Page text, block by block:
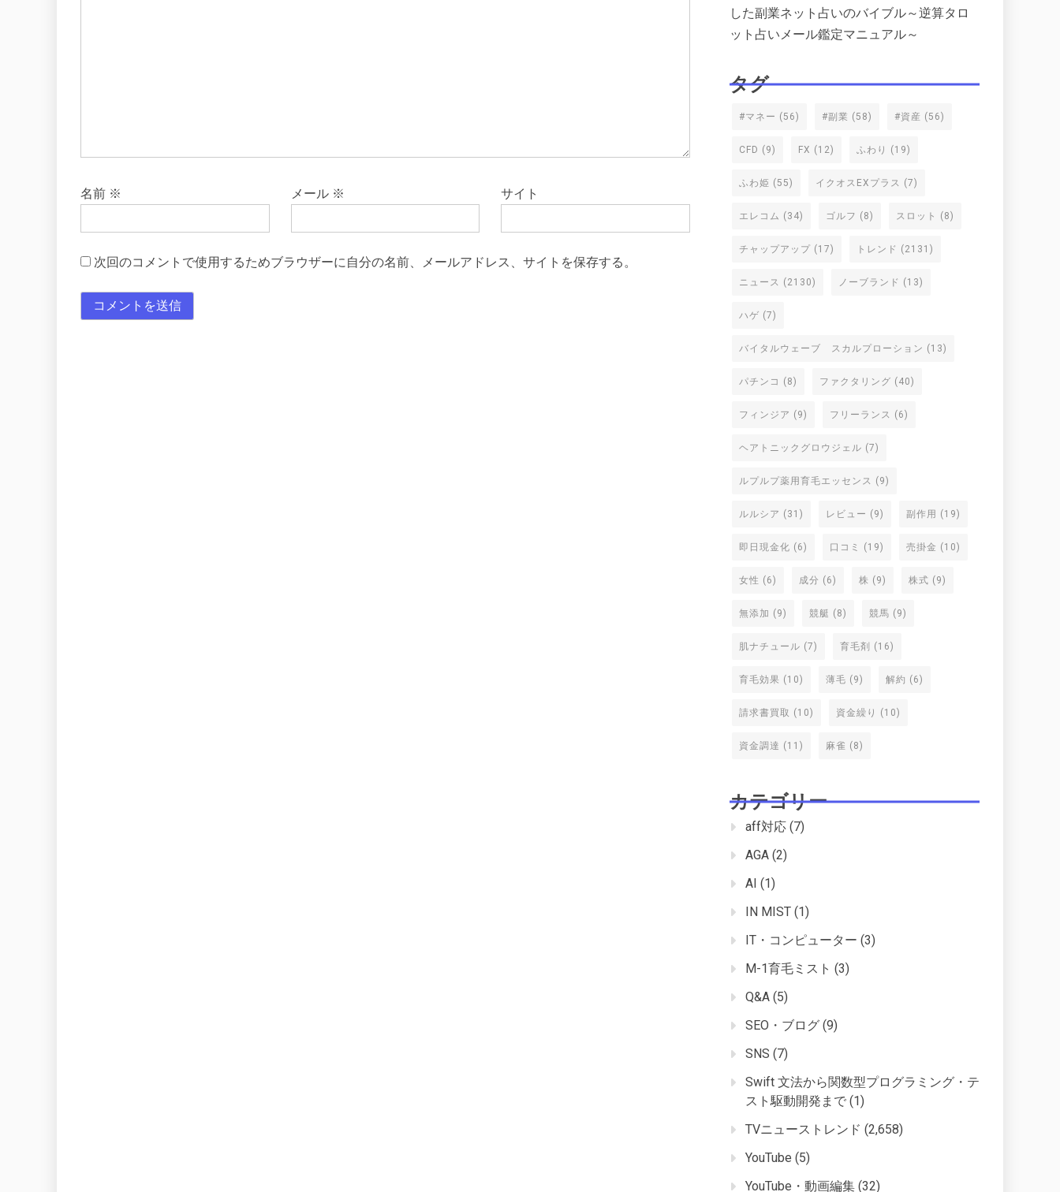
名前 ※ メール ※ サイト
次回のコメントで使用するためブラウザーに自分の名前、メールアドレス、サイトを保存する。
した副業ネット占いのバイブル～逆算タロ
ット占いメール鑑定マニュアル～
タグ
#マネー (56) #副業 (58) #資産 (56)
CFD (9) FX (12) ふわり (19)
ふわ姫 (55) イクオスEXプラス (7)
エレコム (34) ゴルフ (8) スロット (8)
チャップアップ (17) トレンド (2131)
ニュース (2130) ノーブランド (13)
ハゲ (7)
バイタルウェーブ スカルプローション (13)
パチンコ (8) ファクタリング (40)
フィンジア (9) フリーランス (6)
ヘアトニックグロウジェル (7)
ルプルプ薬用育毛エッセンス (9)
ルルシア (31) レビュー (9) 副作用 (19)
即日現金化 (6) 口コミ (19) 売掛金 (10)
女性 (6) 成分 (6) 株 (9) 株式 (9)
無添加 (9) 競艇 (8) 競馬 (9)
肌ナチュール (7) 育毛剤 (16)
育毛効果 (10) 薄毛 (9) 解約 (6)
請求書買取 (10) 資金繰り (10)
資金調達 (11) 麻雀 (8)
カテゴリー
aff対応 (7)
AGA (2)
AI (1)
IN MIST (1)
IT・コンピューター (3)
M-1育毛ミスト (3)
Q&A (5)
SEO・ブログ (9)
SNS (7)
Swift 文法から関数型プログラミング・テ
スト駆動開発まで (1)
TVニューストレンド (2,658)
YouTube (5)
YouTube・動画編集 (32)